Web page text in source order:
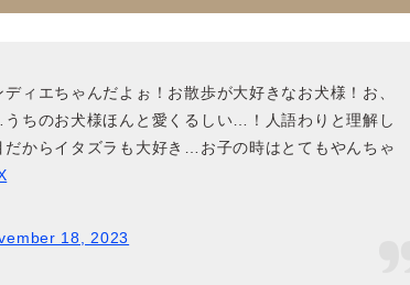
ィエちゃんだよぉ！お散歩が大好きなお犬様！お、
ちのお犬様ほんと愛くるしい…！人語わりと理解し
からイタズラも大好き…お子の時はとてもやんちゃ
18, 2023